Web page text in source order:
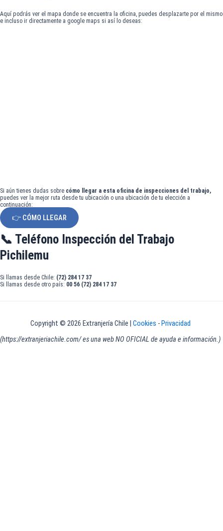
Aquí podrás ver el mapa donde se encuentra la oficina, puedes desplazarte por el mismo
e incluso ir directamente a google maps si así lo deseas:
Si aún tienes dudas sobre cómo llegar a esta oficina de inspecciones del trabajo,
puedes ver la mejor ruta desde tu ubicación o una ubicación de tu elección a
continuación:
👉 CÓMO LLEGAR
📞 Teléfono Inspección del Trabajo
Pichilemu
Si llamas desde Chile: (72) 284 17 37
Si llamas desde otro país: 00 56 (72) 284 17 37
Copyright © 2026 Extranjería Chile | Cookies -Privacidad
(https://extranjeriachile.com/ es una web NO OFICIAL de ayuda e información.)